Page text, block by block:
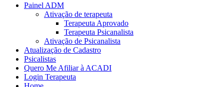
Painel ADM
Ativação de terapeuta
Terapeuta Aprovado
Terapeuta Psicanalista
Ativação de Psicanalista
Atualização de Cadastro
Psicalistas
Quero Me Afiliar à ACADI
Login Terapeuta